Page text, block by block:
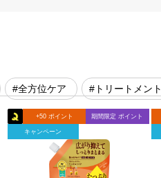
#全方位ケア #トリートメント
+50 ポイント 期間限定 ポイント
キャンペーン